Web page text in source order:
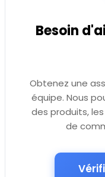
Besoin
Obtenez une
équipe. Nous
des produits,
de